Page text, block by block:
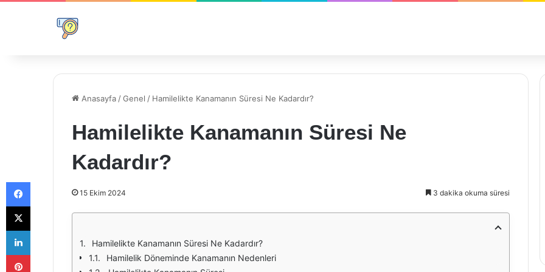
Anasayfa /Genel / Hamilelikte Kanamanın Süresi Ne Kadardır?
Hamilelikte Kanamanın Süresi Ne
Kadardır?
15 Ekim 2024 3 dakika okuma süresi
Hamilelikte Kanamanın Süresi Ne Kadardır?
Hamilelik Döneminde Kanamanın Nedenleri
Facebook
X
LinkedIn
Pinterest